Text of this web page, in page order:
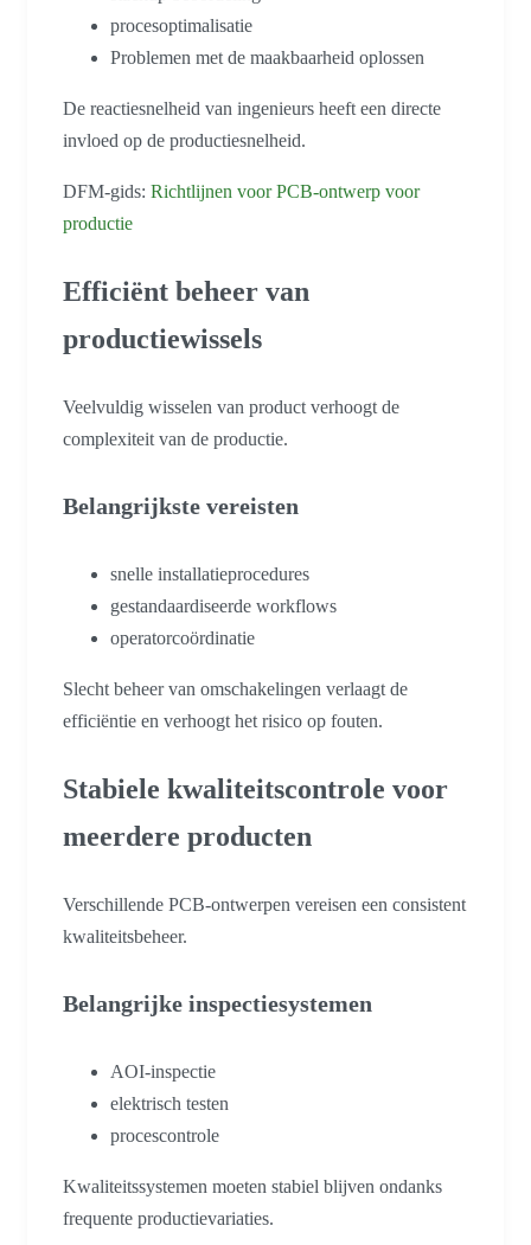
procesoptimalisatie
Problemen met de maakbaarheid oplossen
De reactiesnelheid van ingenieurs heeft een directe
invloed op de productiesnelheid.
DFM-gids: Richtlijnen voor PCB-ontwerp voor
productie
Efficiënt beheer van
productiewissels
Veelvuldig wisselen van product verhoogt de
complexiteit van de productie.
Belangrijkste vereisten
snelle installatieprocedures
gestandaardiseerde workflows
operatorcoördinatie
Slecht beheer van omschakelingen verlaagt de
efficiëntie en verhoogt het risico op fouten.
Stabiele kwaliteitscontrole voor
meerdere producten
Verschillende PCB-ontwerpen vereisen een consistent
kwaliteitsbeheer.
Belangrijke inspectiesystemen
AOI-inspectie
elektrisch testen
procescontrole
Kwaliteitssystemen moeten stabiel blijven ondanks
frequente productievariaties.